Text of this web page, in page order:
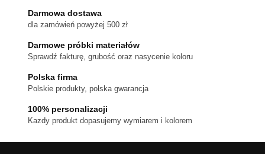
można
wybrać
na
produktu
Darmowa dostawa
dla zamówień powyżej 500 zł
Darmowe próbki materiałów
Sprawdź fakturę, grubość oraz nasycenie koloru
Polska firma
Polskie produkty, polska gwarancja
100% personalizacji
Kazdy produkt dopasujemy wymiarem i kolorem